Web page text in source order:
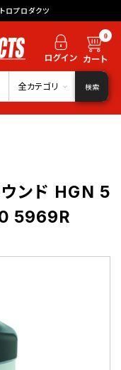
ロプロダクツ
0
全カテゴリ 検索
ンド HGN 5
5969R